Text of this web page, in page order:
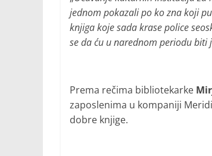
jednom pokazali po ko zna koji
knjiga koje sada krase police
se da ću u narednom periodu biti
Prema rečima bibliotekarke
zaposlenima u kompaniji
dobre knjige.